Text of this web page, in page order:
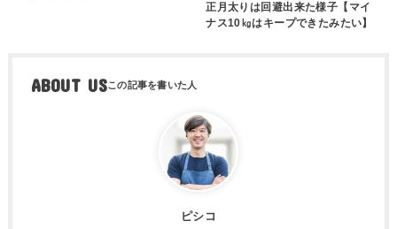
正月太りは回避出来た様子【マイ
ナス10㎏はキープできたみたい】
ABOUT US
ピシコ